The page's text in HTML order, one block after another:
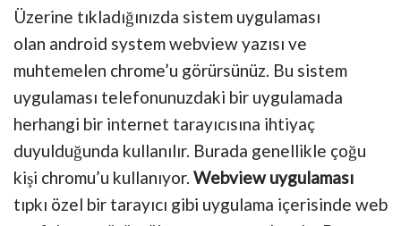
Üzerine tıkladığınızda sistem uygulaması
olan android system webview yazısı ve
muhtemelen chrome’u görürsünüz. Bu sistem
uygulaması telefonunuzdaki bir uygulamada
herhangi bir internet tarayıcısına ihtiyaç
duyulduğunda kullanılır. Burada genellikle çoğu
kişi chromu’u kullanıyor. Webview uygulaması
tıpkı özel bir tarayıcı gibi uygulama içerisinde web